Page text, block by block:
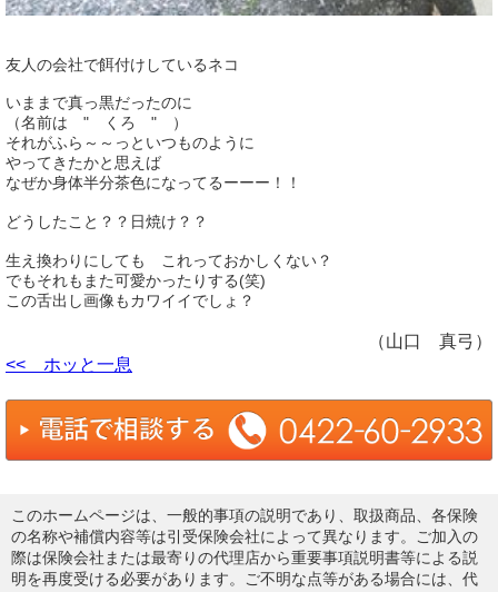
友人の会社で餌付けしているネコ
いままで真っ黒だったのに
（名前は " くろ " ）
それがふら～～っといつものように
やってきたかと思えば
なぜか身体半分茶色になってるーーー！！
どうしたこと？？日焼け？？
生え換わりにしても これっておかしくない？
でもそれもまた可愛かったりする(笑)
この舌出し画像もカワイイでしょ？
（山口 真弓）
<< ホッと一息
このホームページは、一般的事項の説明であり、取扱商品、各保険
の名称や補償内容等は引受保険会社によって異なります。ご加入の
際は保険会社または最寄りの代理店から重要事項説明書等による説
明を再度受ける必要があります。ご不明な点等がある場合には、代